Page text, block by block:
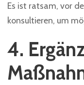
Es ist ratsam, vor
konsultieren, um
4.